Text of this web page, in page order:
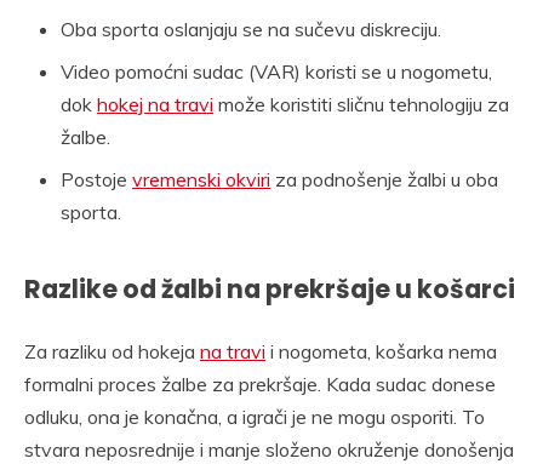
Oba sporta oslanjaju se na sučevu diskreciju.
Video pomoćni sudac (VAR) koristi se u nogometu,
dok hokej na travi može koristiti sličnu tehnologiju za
žalbe.
Postoje vremenski okviri za podnošenje žalbi u oba
sporta.
Razlike od žalbi na prekršaje u košarci
Za razliku od hokeja na travi i nogometa, košarka nema
formalni proces žalbe za prekršaje. Kada sudac donese
odluku, ona je konačna, a igrači je ne mogu osporiti. To
stvara neposrednije i manje složeno okruženje donošenja